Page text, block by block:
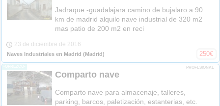
Jadraque -guadalajara camino de bujalaro a 90
km de madrid alquilo nave industrial de 320 m2
mas patio de 200 m2 en reci
23 de diciembre de 2016
Naves Industriales en Madrid (Madrid) 250€
PROFESIONAL
Comparto nave
Comparto nave para almacenaje, talleres,
parking, barcos, paletización, estanterias, etc.